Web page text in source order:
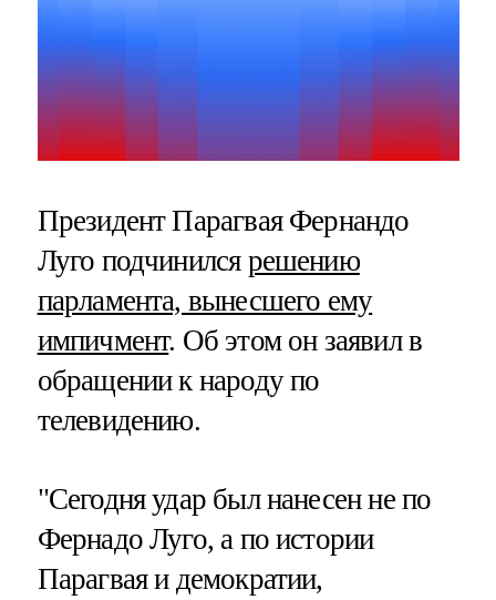
Президент Парагвая Фернандо
Луго подчинился решению
парламента, вынесшего ему
импичмент. Об этом он заявил в
обращении к народу по
телевидению.
"Сегодня удар был нанесен не по
Фернадо Луго, а по истории
Парагвая и демократии,